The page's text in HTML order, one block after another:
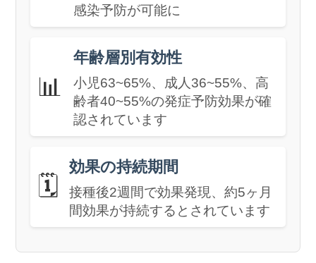
感染予防が可能に
📊
年齢層別有効性
小児63~65%、成人36~55%、高
齢者40~55%の発症予防効果が確
認されています
🗓️
効果の持続期間
接種後2週間で効果発現、約5ヶ月
間効果が持続するとされています